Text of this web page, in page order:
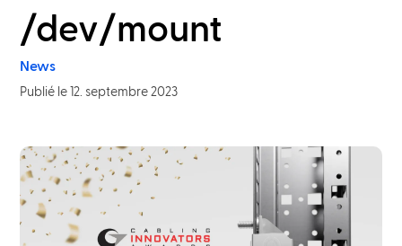
/dev/mount
News
Publié le 12. septembre 2023